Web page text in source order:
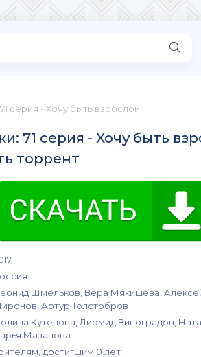
серия - Хочу быть взрослой
71 серия - Хочу быть
торрент
Шмельков, Вера Мякишева,
Артур Толстобров
Кутепова, Диомид Виноградов,
Мазанова
достигшим 0 лет